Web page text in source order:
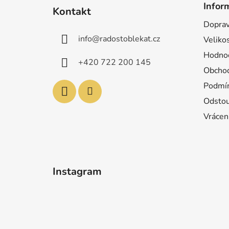
Kontakt
info@radostoblekat.cz
+420 722 200 145
Instagram